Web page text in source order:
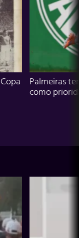
Palmeiras
como